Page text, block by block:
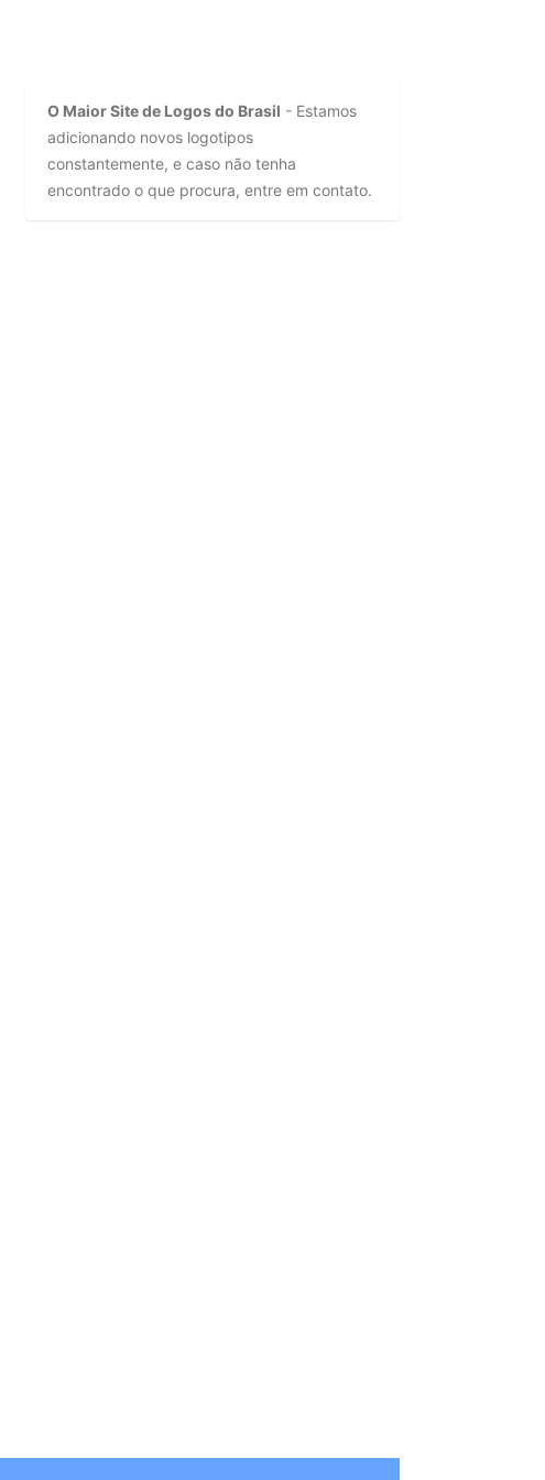
O Maior Site de Logos do Brasil - Estamos
adicionando novos logotipos
constantemente, e caso não tenha
encontrado o que procura, entre em contato.
Chinese